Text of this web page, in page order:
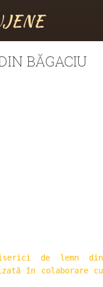
BĂGACIU
de lemn din
în colaborare cu